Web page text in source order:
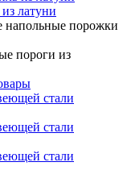
латуни
напольные порожки
пороги из
стали
стали
стали